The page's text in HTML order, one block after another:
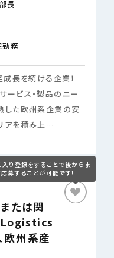
長
勤務
長を続ける企業！
ービス・製品のニー
した欧州系企業の安
アを積み上…
たは関
欧州系産